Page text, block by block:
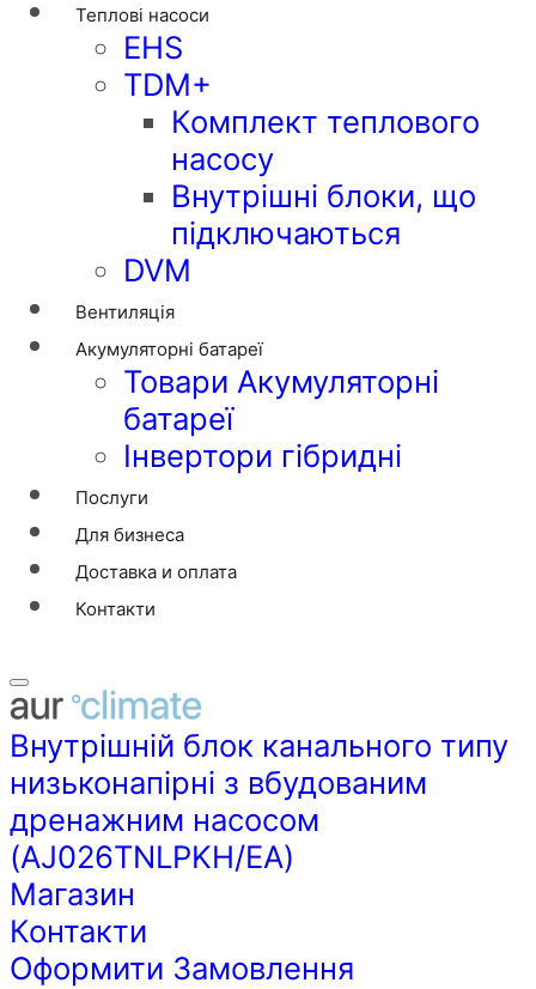
Теплові насоси
EHS
TDM+
Комплект теплового
насосу
Внутрішні блоки, що
підключаються
DVM
Вентиляція
Акумуляторні батареї
Товари Акумуляторні
батареї
Інвертори гібридні
Послуги
Для бизнеса
Доставка и оплата
Контакти
Внутрішній блок канального типу
низьконапірні з вбудованим
дренажним насосом
(AJ026TNLPKH/EA)
Магазин
Контакти
Оформити Замовлення